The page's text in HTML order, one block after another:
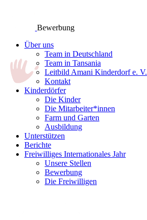
Bewerbung
Über uns
Team in Deutschland
Team in Tansania
Leitbild Amani Kinderdorf e. V.
Kontakt
Kinderdörfer
Die Kinder
Die Mitarbeiter*innen
Farm und Garten
Ausbildung
Unterstützen
Berichte
Freiwilliges Internationales Jahr
Unsere Stellen
Bewerbung
Die Freiwilligen